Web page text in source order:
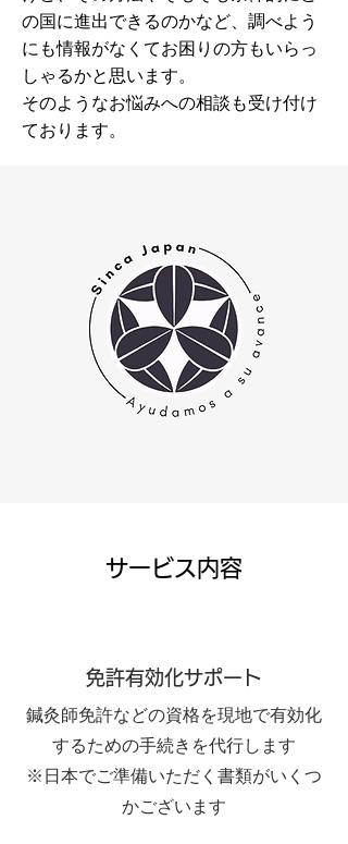
の国に進出できるのかなど、調べよう
にも情報がなくてお困りの方もいらっ
しゃるかと思います。
​そのようなお悩みへの相談も受け付け
ております。
サービス内容
免許有効化サポート
鍼灸師免許などの資格を現地で有効化
するための手続きを代行します
※日本でご準備いただく書類がいくつ
かございます